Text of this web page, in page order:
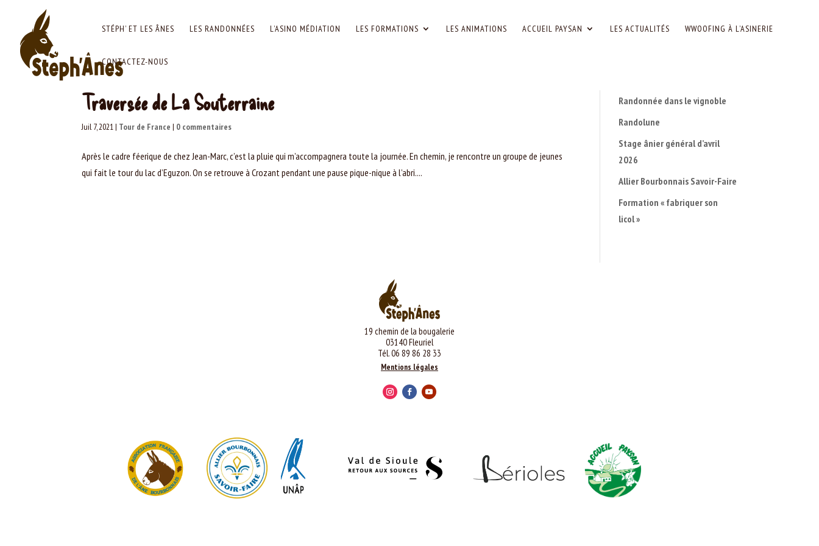
STÉPH’ ET LES ÂNES LES RANDONNÉES L’ASINO MÉDIATION LES FORMATIONS LES ANIMATIONS ACCUEIL PAYSAN LES ACTUALITÉS WWOOFING À L’ASINERIE
CONTACTEZ-NOUS
Traversée de La Souterraine
Juil 7, 2021| Tour de France | 0 commentaires
Après le cadre féerique de chez Jean-Marc, c’est la pluie qui m’accompagnera toute la journée. En chemin, je rencontre un groupe de jeunes
qui fait le tour du lac d’Eguzon. On se retrouve à Crozant pendant une pause pique-nique à l’abri....
Randonnée dans le vignoble
Randolune
Stage ânier général d’avril
2026
Allier Bourbonnais Savoir-Faire
Formation « fabriquer son
licol »
19 chemin de la bougalerie
03140 Fleuriel
Tél. 06 89 86 28 33
Mentions légales